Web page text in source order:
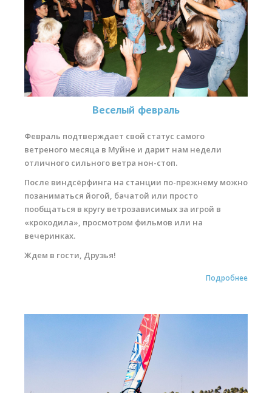
Веселый февраль
Февраль подтверждает свой статус самого
ветреного месяца в Муйне и дарит нам недели
отличного сильного ветра нон-стоп.
После виндсёрфинга на станции по-прежнему можно
позаниматься йогой, бачатой или просто
пообщаться в кругу ветрозависимых за игрой в
«крокодила», просмотром фильмов или на
вечеринках.
Ждем в гости, Друзья!
Подробнее